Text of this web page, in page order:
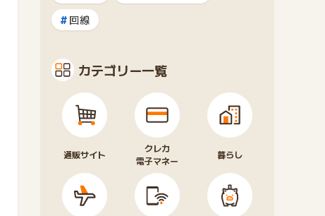
回線
カテゴリー一覧
通販サイト
クレカ
電子マネー
暮らし